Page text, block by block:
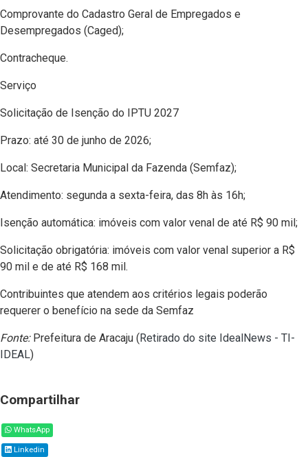
Comprovante do Cadastro Geral de Empregados e
Desempregados (Caged);
Contracheque.
Serviço
Solicitação de Isenção do IPTU 2027
Prazo: até 30 de junho de 2026;
Local: Secretaria Municipal da Fazenda (Semfaz);
Atendimento: segunda a sexta-feira, das 8h às 16h;
Isenção automática: imóveis com valor venal de até R$ 90 mil;
Solicitação obrigatória: imóveis com valor venal superior a R$
90 mil e de até R$ 168 mil.
Contribuintes que atendem aos critérios legais poderão
requerer o benefício na sede da Semfaz
Fonte:Prefeitura de Aracaju (Retirado do site IdealNews - TI-
IDEAL)
Compartilhar
WhatsApp
Linkedin